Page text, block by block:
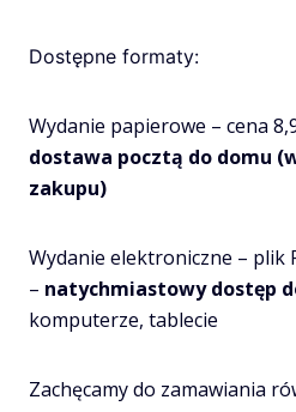
Dostępne formaty:
Wydanie papierowe – cena
dostawa pocztą do domu
zakupu)
Wydanie elektroniczne – plik
– natychmiastowy dostęp
komputerze, tablecie
Zachęcamy do zamawiania